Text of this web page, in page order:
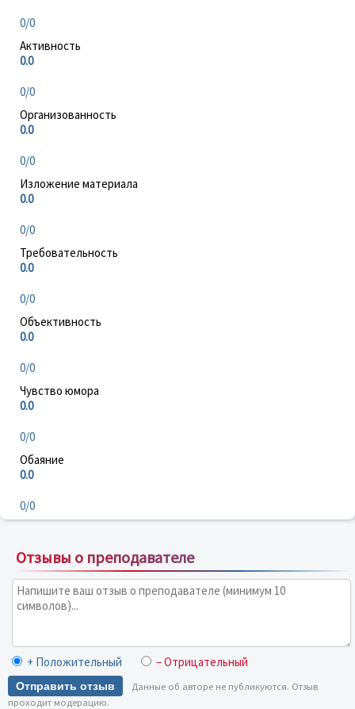
0/0
Активность
0.0
0/0
Организованность
0.0
0/0
Изложение материала
0.0
0/0
Требовательность
0.0
0/0
Объективность
0.0
0/0
Чувство юмора
0.0
0/0
Обаяние
0.0
0/0
Отзывы о преподавателе
+ Положительный – Отрицательный
Отправить отзыв
Данные об авторе не публикуются. Отзыв
проходит модерацию.